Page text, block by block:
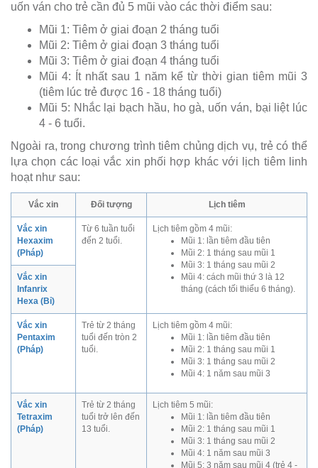
uốn ván cho trẻ cần đủ 5 mũi vào các thời điểm sau:
Mũi 1: Tiêm ở giai đoạn 2 tháng tuổi
Mũi 2: Tiêm ở giai đoạn 3 tháng tuổi
Mũi 3: Tiêm ở giai đoạn 4 tháng tuổi
Mũi 4: Ít nhất sau 1 năm kể từ thời gian tiêm mũi 3
(tiêm lúc trẻ được 16 - 18 tháng tuổi)
Mũi 5: Nhắc lại bạch hầu, ho gà, uốn ván, bại liệt lúc
4 - 6 tuổi.
Ngoài ra, trong chương trình tiêm chủng dịch vụ, trẻ có thể
lựa chọn các loại vắc xin phối hợp khác với lịch tiêm linh
hoạt như sau:
Vắc xin Đối tượng Lịch tiêm
Vắc xin
Hexaxim
(Pháp)
Từ 6 tuần tuổi
đến 2 tuổi.
Lịch tiêm gồm 4 mũi:
Mũi 1: lần tiêm đầu tiên
Mũi 2: 1 tháng sau mũi 1
Mũi 3: 1 tháng sau mũi 2
Mũi 4: cách mũi thứ 3 là 12
tháng (cách tối thiểu 6 tháng).
Vắc xin
Infanrix
Hexa (Bỉ)
Vắc xin
Pentaxim
(Pháp)
Trẻ từ 2 tháng
tuổi đến tròn 2
tuổi.
Lịch tiêm gồm 4 mũi:
Mũi 1: lần tiêm đầu tiên
Mũi 2: 1 tháng sau mũi 1
Mũi 3: 1 tháng sau mũi 2
Mũi 4: 1 năm sau mũi 3
Vắc xin
Tetraxim
(Pháp)
Trẻ từ 2 tháng
tuổi trở lên đến
13 tuổi.
Lịch tiêm 5 mũi:
Mũi 1: lần tiêm đầu tiên
Mũi 2: 1 tháng sau mũi 1
Mũi 3: 1 tháng sau mũi 2
Mũi 4: 1 năm sau mũi 3
Mũi 5: 3 năm sau mũi 4 (trẻ 4 -